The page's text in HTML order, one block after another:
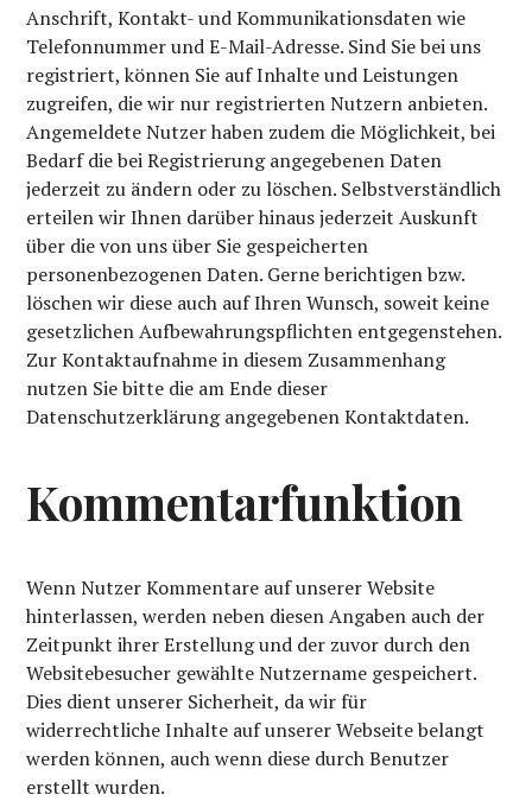
Anschrift, Kontakt- und Kommunikationsdaten wie
Telefonnummer und E-Mail-Adresse. Sind Sie bei uns
registriert, können Sie auf Inhalte und Leistungen
zugreifen, die wir nur registrierten Nutzern anbieten.
Angemeldete Nutzer haben zudem die Möglichkeit, bei
Bedarf die bei Registrierung angegebenen Daten
jederzeit zu ändern oder zu löschen. Selbstverständlich
erteilen wir Ihnen darüber hinaus jederzeit Auskunft
über die von uns über Sie gespeicherten
personenbezogenen Daten. Gerne berichtigen bzw.
löschen wir diese auch auf Ihren Wunsch, soweit keine
gesetzlichen Aufbewahrungspflichten entgegenstehen.
Zur Kontaktaufnahme in diesem Zusammenhang
nutzen Sie bitte die am Ende dieser
Datenschutzerklärung angegebenen Kontaktdaten.
Kommentarfunktion
Wenn Nutzer Kommentare auf unserer Website
hinterlassen, werden neben diesen Angaben auch der
Zeitpunkt ihrer Erstellung und der zuvor durch den
Websitebesucher gewählte Nutzername gespeichert.
Dies dient unserer Sicherheit, da wir für
widerrechtliche Inhalte auf unserer Webseite belangt
werden können, auch wenn diese durch Benutzer
erstellt wurden.